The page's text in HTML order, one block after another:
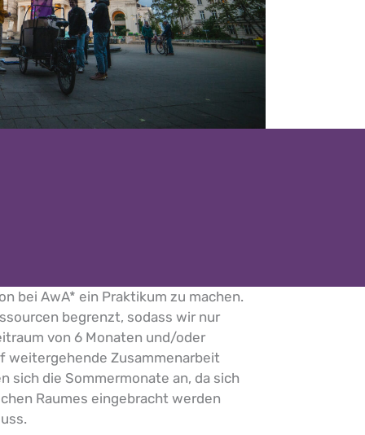
bei AwA* ein Praktikum zu machen.
begrenzt, sodass wir nur
von 6 Monaten und/oder
weitergehende Zusammenarbeit
sich die Sommermonate an, da sich
Raumes eingebracht werden